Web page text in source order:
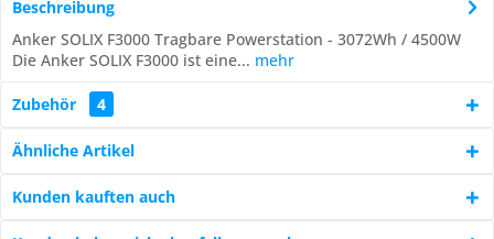
Beschreibung
Anker SOLIX F3000 Tragbare Powerstation - 3072Wh / 4500W
Die Anker SOLIX F3000 ist eine... mehr
Zubehör 4
Ähnliche Artikel
Kunden kauften auch